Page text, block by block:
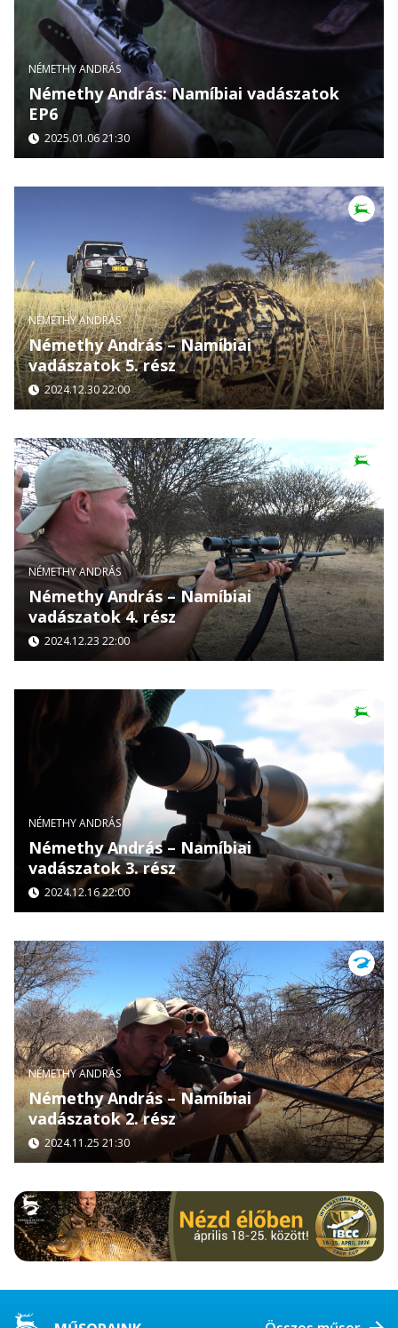
NÉMETHY ANDRÁS
Némethy András: Namíbiai vadászatok
EP6
2025.01.06 21:30
NÉMETHY ANDRÁS
Némethy András – Namíbiai
vadászatok 5. rész
2024.12.30 22:00
NÉMETHY ANDRÁS
Némethy András – Namíbiai
vadászatok 4. rész
2024.12.23 22:00
NÉMETHY ANDRÁS
Némethy András – Namíbiai
vadászatok 3. rész
2024.12.16 22:00
NÉMETHY ANDRÁS
Némethy András – Namíbiai
vadászatok 2. rész
2024.11.25 21:30